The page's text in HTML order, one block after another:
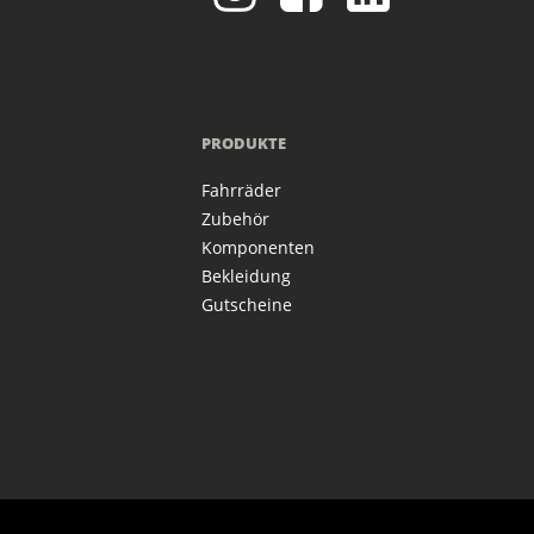
PRODUKTE
Fahrräder
Zubehör
Komponenten
Bekleidung
Gutscheine